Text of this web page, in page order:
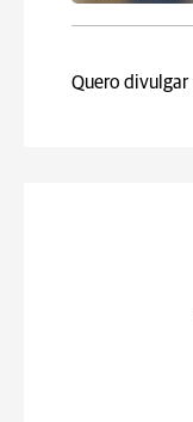
Quero divulgar